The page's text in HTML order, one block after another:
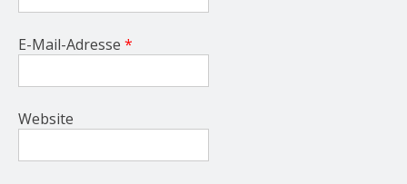
E-Mail-Adresse *
Website